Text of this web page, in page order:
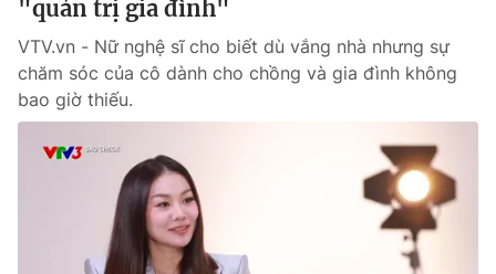
"quản trị gia đình"
VTV.vn - Nữ nghệ sĩ cho biết dù vắng nhà nhưng sự
chăm sóc của cô dành cho chồng và gia đình không
bao giờ thiếu.